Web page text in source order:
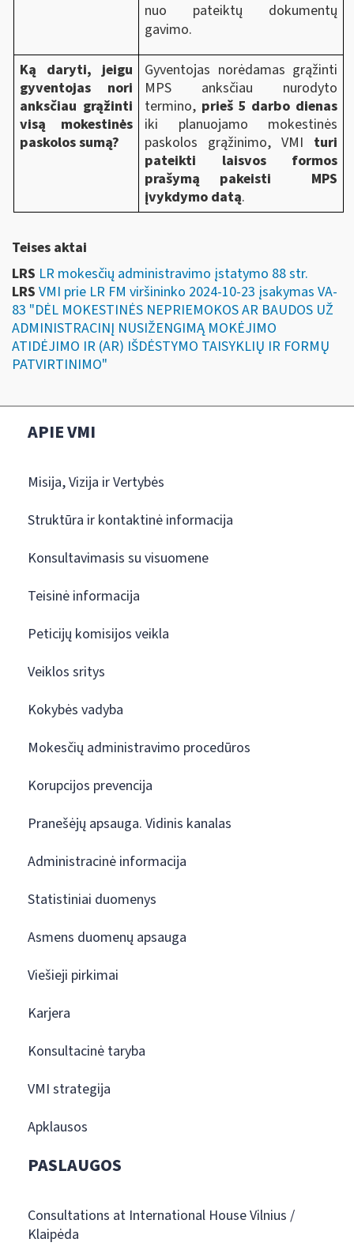
nuo pateiktų dokumentų
gavimo.
Ką daryti, jeigu
gyventojas nori
anksčiau grąžinti
visą mokestinės
paskolos sumą?
Gyventojas norėdamas grąžinti
MPS anksčiau nurodyto
termino, prieš 5 darbo dienas
iki planuojamo mokestinės
paskolos grąžinimo, VMI turi
pateikti laisvos formos
prašymą pakeisti MPS
įvykdymo datą.
Teises aktai
LRS LR mokesčių administravimo įstatymo 88 str.
LRS VMI prie LR FM viršininko 2024-10-23 įsakymas VA-
83 "DĖL MOKESTINĖS NEPRIEMOKOS AR BAUDOS UŽ
ADMINISTRACINĮ NUSIŽENGIMĄ MOKĖJIMO
ATIDĖJIMO IR (AR) IŠDĖSTYMO TAISYKLIŲ IR FORMŲ
PATVIRTINIMO"
APIE VMI
Misija, Vizija ir Vertybės
Struktūra ir kontaktinė informacija
Konsultavimasis su visuomene
Teisinė informacija
Peticijų komisijos veikla
Veiklos sritys
Kokybės vadyba
Mokesčių administravimo procedūros
Korupcijos prevencija
Pranešėjų apsauga. Vidinis kanalas
Administracinė informacija
Statistiniai duomenys
Asmens duomenų apsauga
Viešieji pirkimai
Karjera
Konsultacinė taryba
VMI strategija
Apklausos
PASLAUGOS
Consultations at International House Vilnius /
Klaipėda